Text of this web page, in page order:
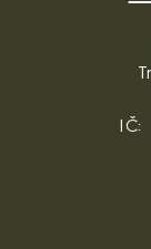
IČ: